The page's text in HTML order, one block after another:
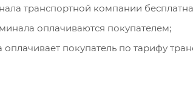
транспортной компании
оплачиваются покупателем;
покупатель по тарифу